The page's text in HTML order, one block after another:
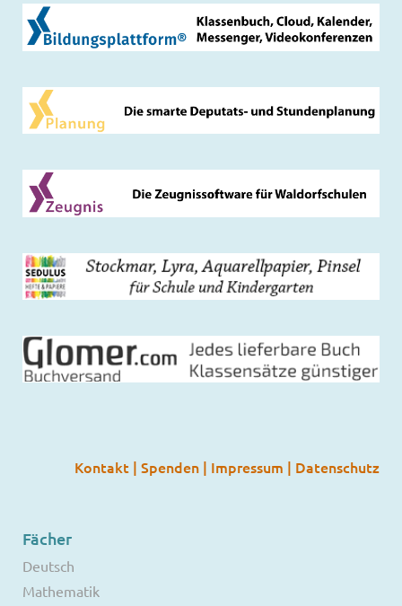
Kontakt | Spenden | Impressum | Datenschutz
Fächer
Deutsch
Mathematik